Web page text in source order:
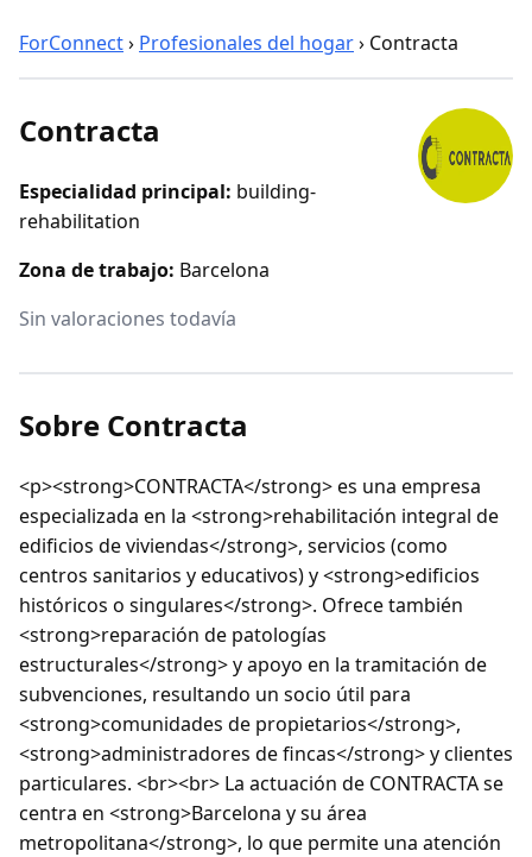
ForConnect› Profesionales del hogar› Contracta
Contracta
Especialidad principal: building-
rehabilitation
Zona de trabajo: Barcelona
Sin valoraciones todavía
Sobre Contracta
<p><strong>CONTRACTA</strong> es una empresa
especializada en la <strong>rehabilitación integral de
edificios de viviendas</strong>, servicios (como
centros sanitarios y educativos) y <strong>edificios
históricos o singulares</strong>. Ofrece también
<strong>reparación de patologías
estructurales</strong> y apoyo en la tramitación de
subvenciones, resultando un socio útil para
<strong>comunidades de propietarios</strong>,
<strong>administradores de fincas</strong> y clientes
particulares. <br><br> La actuación de CONTRACTA se
centra en <strong>Barcelona y su área
metropolitana</strong>, lo que permite una atención